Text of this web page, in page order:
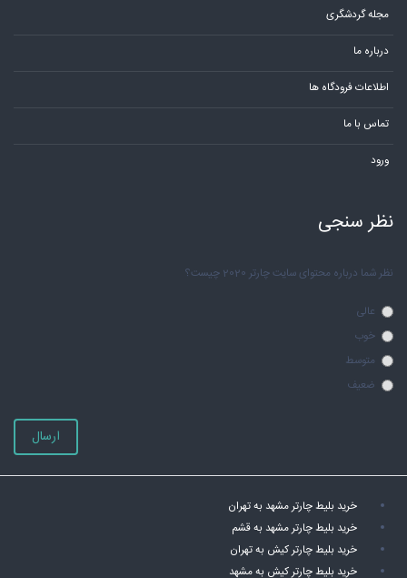
مجله گردشگری
درباره ما
اطلاعات فرودگاه ها
تماس با ما
ورود
نظر سنجی
نظر شما درباره محتوای سایت چارتر 2020 چیست؟
عالی
خوب
متوسط
ضعیف
ارسال
خرید بلیط چارتر مشهد به تهران
خرید بلیط چارتر مشهد به قشم
خرید بلیط چارتر کیش به تهران
خرید بلیط چارتر کیش به مشهد